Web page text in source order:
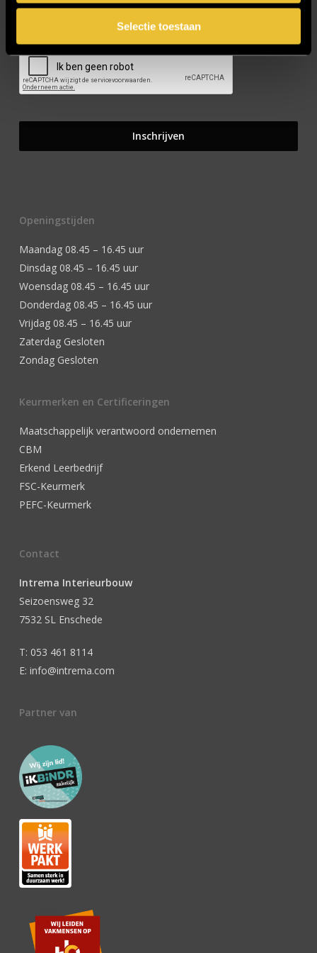
Selectie toestaan
Openingstijden
Maandag 08.45 – 16.45 uur
Dinsdag 08.45 – 16.45 uur
Woensdag 08.45 – 16.45 uur
Donderdag 08.45 – 16.45 uur
Vrijdag 08.45 – 16.45 uur
Zaterdag Gesloten
Zondag Gesloten
Keurmerken en Certificeringen
Maatschappelijk verantwoord ondernemen
CBM
Erkend Leerbedrijf
FSC-Keurmerk
PEFC-Keurmerk
Contact
Intrema Interieurbouw
Seizoensweg 32
7532 SL Enschede
T: 053 461 8114
E: info@intrema.com
Partner van